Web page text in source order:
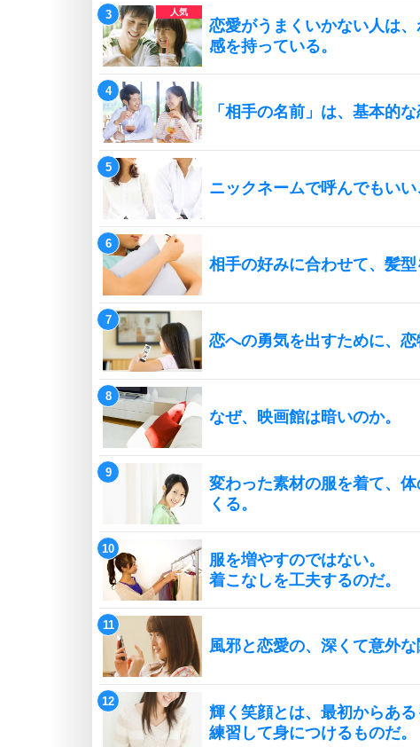
恋愛がうまくいかない人は
感を持っている。
「相手の名前」は、基本的
ニックネームで呼んでもいい
相手の好みに合わせて、髪型
恋への勇気を出すために、恋
なぜ、映画館は暗いのか。
変わった素材の服を着て、
くる。
服を増やすのではない。
着こなしを工夫するのだ。
風邪と恋愛の、深くて意外な
輝く笑顔とは、最初からある
練習して身につけるものだ。